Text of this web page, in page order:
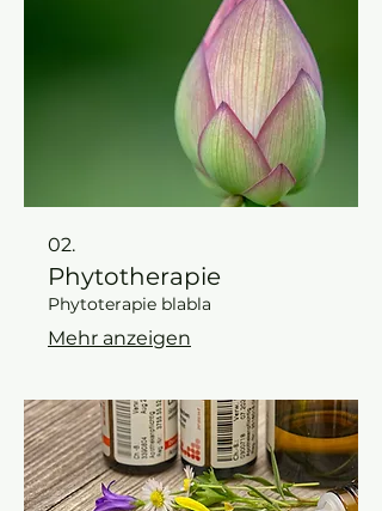
02.
Phytotherapie
Phytoterapie blabla
Mehr anzeigen